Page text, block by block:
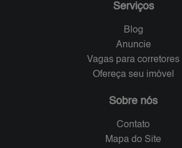
Serviços
Blog
Anuncie
Vagas para corretores
Ofereça seu imóvel
Sobre nós
Contato
Mapa do Site